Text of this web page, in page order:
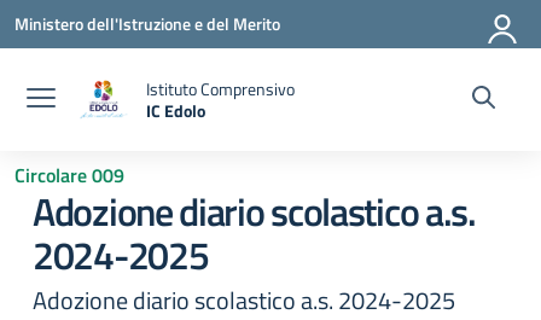
Vai ai contenuti
Vai al menu di navigazione
Vai al footer
Ministero dell'Istruzione e del Merito
Istituto Comprensivo
IC Edolo
Circolare 009
Adozione diario scolastico a.s.
2024-2025
Adozione diario scolastico a.s. 2024-2025